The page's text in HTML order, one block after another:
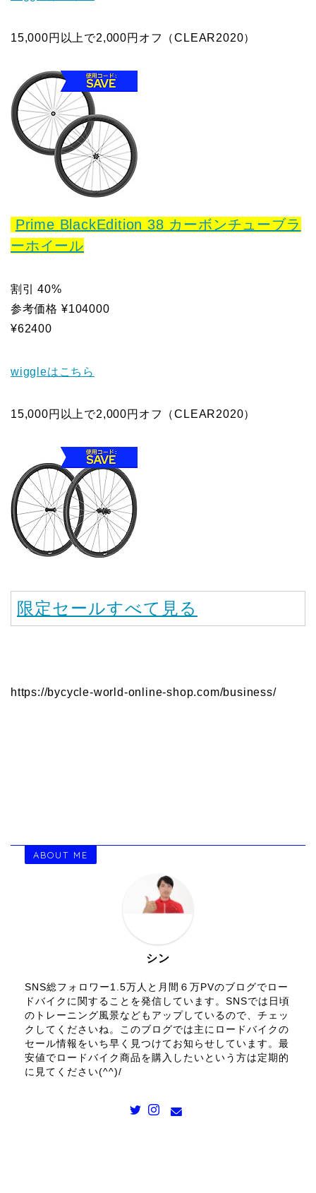
15,000円以上で2,000円オフ（CLEAR2020）
Prime BlackEdition 38 カーボンチューブラ
ーホイール
割引 40%
参考価格 ¥104000
¥62400
wiggleはこちら
15,000円以上で2,000円オフ（CLEAR2020）
限定セールすべて見る
https://bycycle-world-online-shop.com/business/
ABOUT ME
シン
SNS総フォロワー1.5万人と月間６万PVのブログでロー
ドバイクに関することを発信しています。SNSでは日頃
のトレーニング風景などもアップしているので、チェッ
クしてくださいね。このブログでは主にロードバイクの
セール情報をいち早く見つけてお知らせしています。最
安値でロードバイク商品を購入したいという方は定期的
に見てください(^^)/